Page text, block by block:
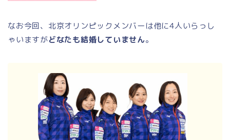
なお今回、北京オリンピックメンバーは他に4人いらっし
ゃいますがどなたも結婚していません。